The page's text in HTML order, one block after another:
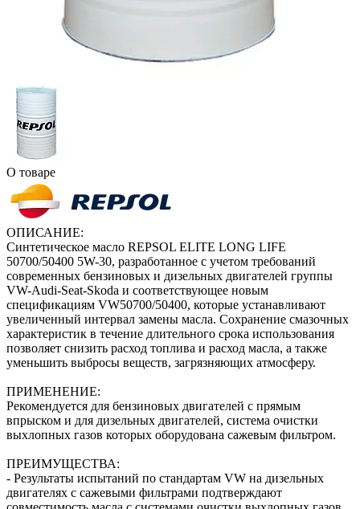
О товаре
ОПИСАНИЕ:
Синтетическое масло REPSOL ELITE LONG LIFE
50700/50400 5W-30, разработанное с учетом требований
современных бензиновых и дизельных двигателей группы
VW-Audi-Seat-Skoda и соответствующее новым
спецификациям VW50700/50400, которые устанавливают
увеличенный интервал замены масла. Сохранение смазочных
характеристик в течение длительного срока использования
позволяет снизить расход топлива и расход масла, а также
уменьшить выбросы веществ, загрязняющих атмосферу.
ПРИМЕНЕНИЕ:
Рекомендуется для бензиновых двигателей с прямым
впрыском и для дизельных двигателей, система очистки
выхлопных газов которых оборудована сажевым фильтром.
ПРЕИМУЩЕСТВА:
- Результаты испытаний по стандартам VW на дизельных
двигателях с сажевыми фильтрами подтверждают